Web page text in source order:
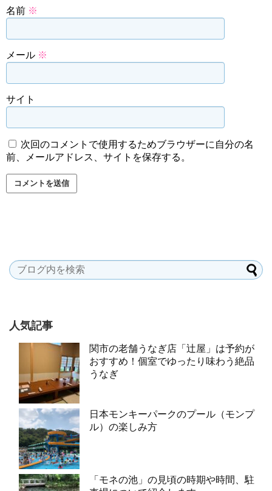
名前 ※
メール ※
サイト
次回のコメントで使用するためブラウザーに自分の名
前、メールアドレス、サイトを保存する。
人気記事
関市の老舗うなぎ店「辻屋」は予約が
おすすめ！個室でゆったり味わう絶品
うなぎ
日本モンキーパークのプール（モンプ
ル）の楽しみ方
「モネの池」の見頃の時期や時間、駐